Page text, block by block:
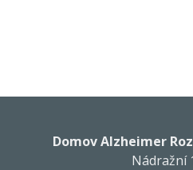
Domov Alzheimer
Nádražní